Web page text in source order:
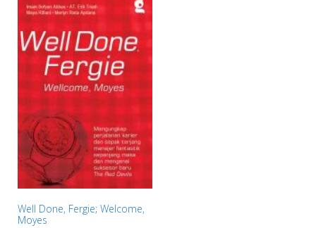
Well Done, Fergie; Welcome,
Moyes